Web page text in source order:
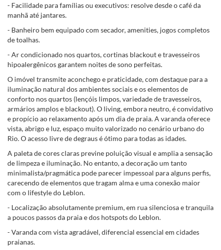
- Facilidade para famílias ou executivos: resolve desde o café da
manhã até jantares.
- Banheiro bem equipado com secador, amenities, jogos completos
de toalhas.
- Ar condicionado nos quartos, cortinas blackout e travesseiros
hipoalergênicos garantem noites de sono perfeitas.
O imóvel transmite aconchego e praticidade, com destaque para a
iluminação natural dos ambientes sociais e os elementos de
conforto nos quartos (lençóis limpos, variedade de travesseiros,
armários amplos e blackout). O living, embora neutro, é convidativo
e propício ao relaxamento após um dia de praia. A varanda oferece
vista, abrigo e luz, espaço muito valorizado no cenário urbano do
Rio. O acesso livre de degraus é ótimo para todas as idades.
A paleta de cores claras previne poluição visual e amplia a sensação
de limpeza e iluminação. No entanto, a decoração um tanto
minimalista/pragmática pode parecer impessoal para alguns perfis,
carecendo de elementos que tragam alma e uma conexão maior
com o lifestyle do Leblon.
- Localização absolutamente premium, em rua silenciosa e tranquila
a poucos passos da praia e dos hotspots do Leblon.
- Varanda com vista agradável, diferencial essencial em cidades
praianas.